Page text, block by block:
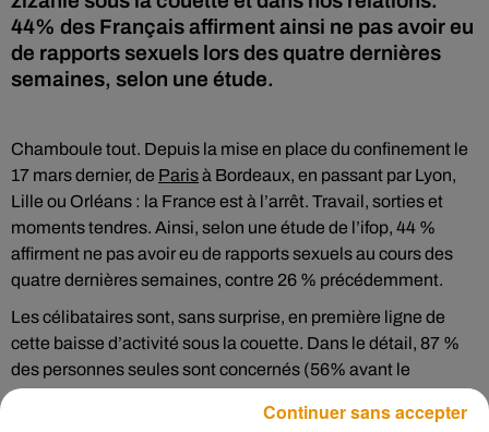
44% des Français affirment ainsi ne pas avoir eu
de rapports sexuels lors des quatre dernières
semaines, selon une étude.
Chamboule tout. Depuis la mise en place du confinement le
17 mars dernier, de Parisà Bordeaux, en passant par Lyon,
Lille ou Orléans : la France est à l’arrêt. Travail, sorties et
moments tendres. Ainsi, selon une étude de l’ifop, 44 %
affirment ne pas avoir eu de rapports sexuels au cours des
quatre dernières semaines, contre 26 % précédemment.
Les célibataires sont, sans surprise, en première ligne de
cette baisse d’activité sous la couette. Dans le détail, 87 %
des personnes seules sont concernés (56% avant le
confinement). Chez les couples, le constat n’est pas
meilleur : 21 % des personnes vivant sous le même toit ne
Continuer sans accepter